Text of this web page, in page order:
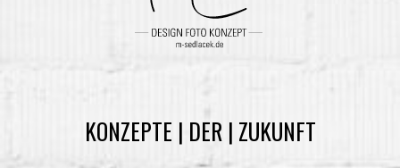
KONZEPTE | DER | ZUKUNFT